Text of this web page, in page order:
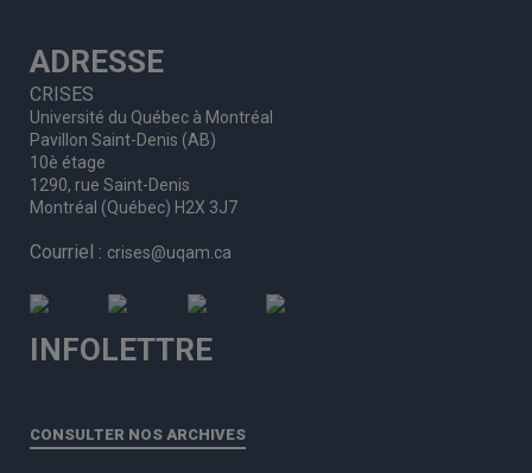
ADRESSE
CRISES
Université du Québec à Montréal
Pavillon Saint-Denis (AB)
10è étage
1290, rue Saint-Denis
Montréal (Québec) H2X 3J7
Courriel : crises@uqam.ca
INFOLETTRE
CONSULTER NOS ARCHIVES